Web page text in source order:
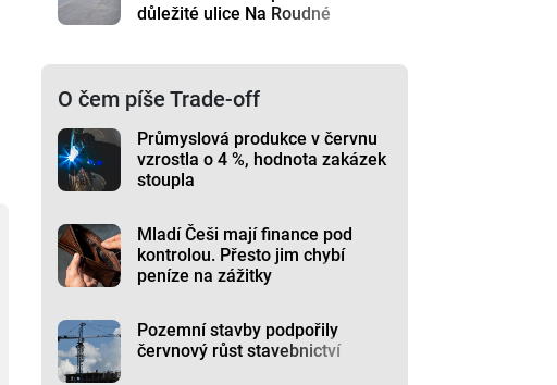
důležité ulice Na Roudné
O čem píše Trade-off
Průmyslová produkce v červnu
vzrostla o 4 %, hodnota zakázek
stoupla
Mladí Češi mají finance pod
kontrolou. Přesto jim chybí
peníze na zážitky
Pozemní stavby podpořily
červnový růst stavebnictví